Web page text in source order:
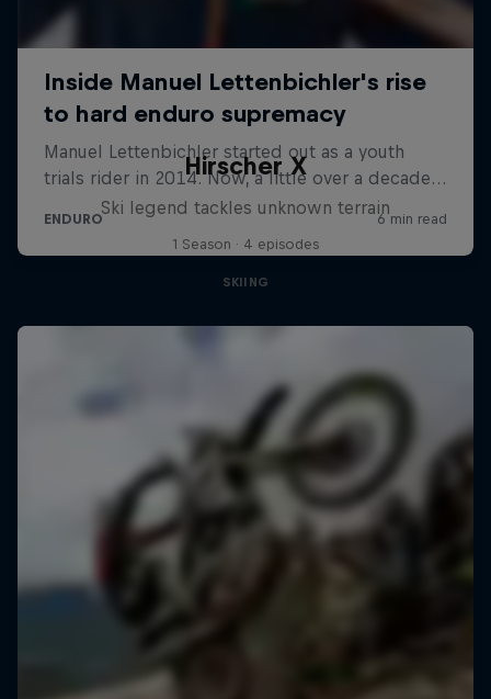
Hirscher X
Ski legend tackles unknown terrain
1 Season · 4 episodes
SKIING